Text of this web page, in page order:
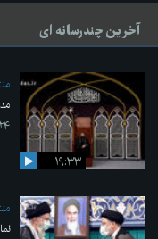
آخرین چندرسانه ای
۱۹:۳۳
۲۴ /مرداد/ ۱۴۰۰